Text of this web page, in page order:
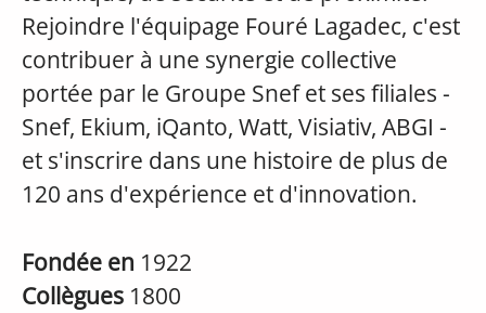
Rejoindre l'équipage Fouré Lagadec, c'est
contribuer à une synergie collective
portée par le Groupe Snef et ses filiales -
Snef, Ekium, iQanto, Watt, Visiativ, ABGI -
et s'inscrire dans une histoire de plus de
120 ans d'expérience et d'innovation.
Fondée en 1922
Collègues 1800